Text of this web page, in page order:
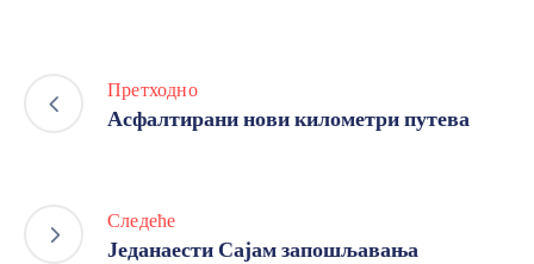
Претходно
Асфалтирани нови километри путева
Следеће
Једанаести Сајам запошљавања